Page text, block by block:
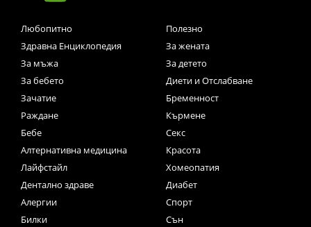
Любопитно
Полезно
Здравна Енциклопедия
За жената
За мъжа
За детето
За бебето
Диети и Отслабване
Зачатие
Бременност
Раждане
Кърмене
Бебе
Секс
Алтернативна медицина
Красота
Лайфстайл
Хомеопатия
Дентално здраве
Диабет
Алергии
Спорт
Билки
Сън